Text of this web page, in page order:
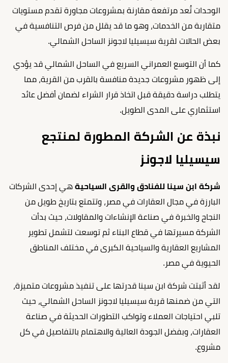
الوحدات تُعد مرتفعة مقارنة بمشروعات مجاورة تقدم مستويات
متقاربة من الخدمات، وهو ما قد يقلل من فرص التنافسية في
بعض الحالات لقرية سيسيليا لاجونز الساحل الشمالي.
كما أن التوسع العمراني السريع في الساحل الشمالي قد يؤدي
إلى ظهور مشروعات جديدة منافسة بالقرب من القرية، مما
يتطلب دراسة دقيقة قبل اتخاذ قرار الشراء لضمان أفضل عائد
استثماري على المدى الطويل.
نبذة عن الشركة المطورة لمنتجع
سيسيليا لاجونز
شركة ابن سينا للفنادق والقرى السياحية هي إحدى الشركات
البارزة في مجال العقارات في مصر، وتتمتع بتاريخ طويل من
النجاح والخبرة في صناعة الإنشاءات والمقاولات، حيث بدأت
الشركة مسيرتها في قطاع البناء ثم توسعت لتشمل تطوير
المشاريع العقارية والسياحية الكبرى في مختلف المناطق
الحيوية في مصر.
لقد أثبتت شركة ابن سينا قدرتها على تنفيذ مشروعات متميزة،
التي من ضمنها قرية سيسيليا لاجونز الساحل الشمالي، حيث
تلبي احتياجات العملاء وتواكب التطورات الحديثة في صناعة
العقارات، وبفضل الجودة العالية والاهتمام بالتفاصيل في كل
مشروع.